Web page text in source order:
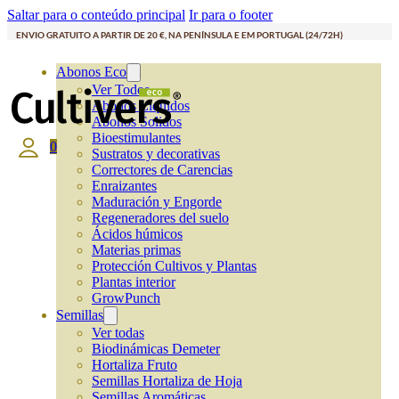
Saltar para o conteúdo principal Ir para o footer
ENVIO GRATUITO A PARTIR DE 20 €, NA PENÍNSULA E EM PORTUGAL (24/72H)
Abonos Eco
Ver Todos
Abonos Líquidos
Abonos Solidos
Bioestimulantes
Sustratos y decorativas
Correctores de Carencias
Enraizantes
Maduración y Engorde
Regeneradores del suelo
Ácidos húmicos
Materias primas
Protección Cultivos y Plantas
Plantas interior
GrowPunch
Semillas
Ver todas
Biodinámicas Demeter
Hortaliza Fruto
Semillas Hortaliza de Hoja
0